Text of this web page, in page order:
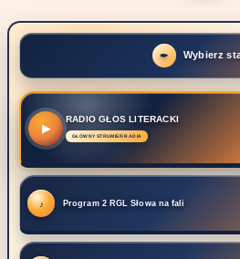
Wybierz
RADIO GŁOS LITERACKI
Program 2 RGL Słowa na fali